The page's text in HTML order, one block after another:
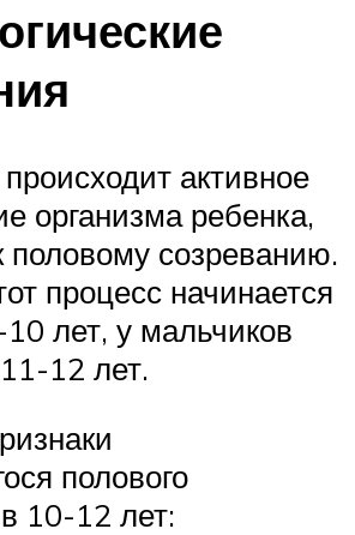
активное
организма ребенка,
половому созреванию.
процесс начинается
лет, у мальчиков
12 лет.
полового
10-12 лет: